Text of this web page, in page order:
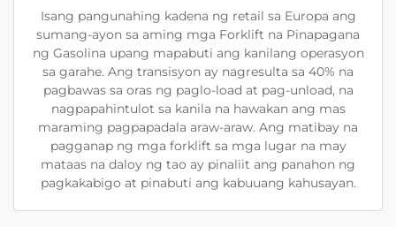
Isang pangunahing kadena ng retail sa Europa ang
sumang-ayon sa aming mga Forklift na Pinapagana
ng Gasolina upang mapabuti ang kanilang operasyon
sa garahe. Ang transisyon ay nagresulta sa 40% na
pagbawas sa oras ng paglo-load at pag-unload, na
nagpapahintulot sa kanila na hawakan ang mas
maraming pagpapadala araw-araw. Ang matibay na
pagganap ng mga forklift sa mga lugar na may
mataas na daloy ng tao ay pinaliit ang panahon ng
pagkakabigo at pinabuti ang kabuuang kahusayan.